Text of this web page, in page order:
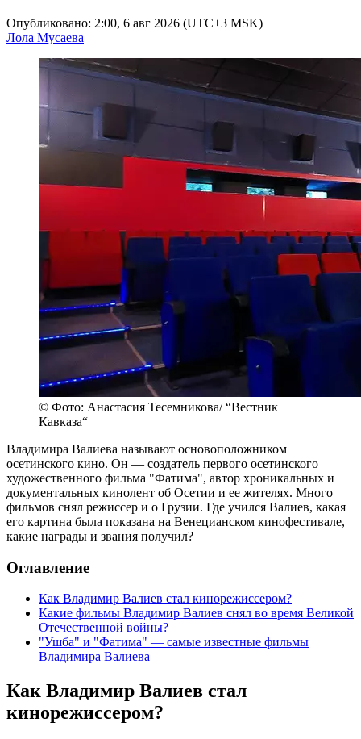
Опубликовано: 2:00, 6 авг 2026 (UTC+3 MSK)
Лола Мусаева
© Фото: Анастасия Тесемникова/ “Вестник
Кавказа“
Владимира Валиева называют основоположником
осетинского кино. Он — создатель первого осетинского
художественного фильма "Фатима", автор хроникальных и
документальных кинолент об Осетии и ее жителях. Много
фильмов снял режиссер и о Грузии. Где учился Валиев, какая
его картина была показана на Венецианском кинофестивале,
какие награды и звания получил?
Оглавление
Как Владимир Валиев стал кинорежиссером?
Какие фильмы Владимир Валиев снял во время Великой
Отечественной войны?
"Ушба" и "Фатима" — самые известные фильмы
Владимира Валиева
Как Владимир Валиев стал
кинорежиссером?